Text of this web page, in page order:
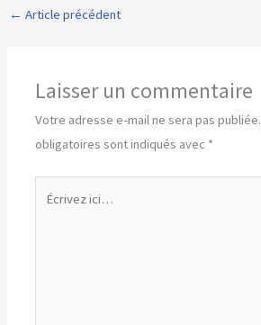
← Article précédent
Laisser un commentaire
Votre adresse e-mail ne sera pas publiée.
obligatoires sont indiqués avec *